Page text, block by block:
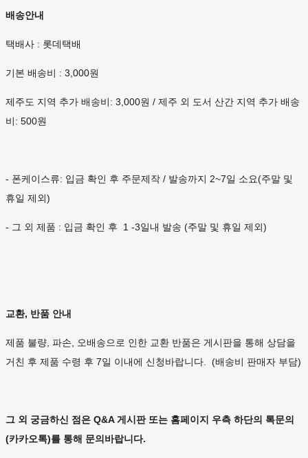
배송안내
택배사 : 롯데택배
기본 배송비 : 3,000원
제주도 지역 추가 배송비: 3,000원 / 제주 외 도서 산간 지역 추가 배송
비: 500원
- 폰케이스류: 입금 확인 후 주문제작 / 발송까지 2~7일 소요(주말 및
휴일 제외)
- 그 외 제품 : 입금 확인 후 1 -3일내 발송 (주말 및 휴일 제외)
교환, 반품 안내
제품 불량, 파손, 오배송으로 인한 교환 반품은 게시판을 통해 상담을
거친 후 제품 수령 후 7일 이내에 신청바랍니다. (배송비 판매자 부담)
그 외 궁금하신 점은 Q&A 게시판 또는 홈페이지 우측 하단의 톡문의
(카카오톡)를 통해 문의바랍니다.